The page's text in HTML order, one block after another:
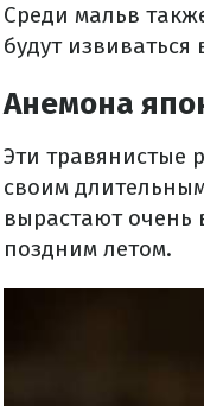
Среди мальв
будут
Анемона
Эти травянистые
своим
вырастают очень
поздним летом.